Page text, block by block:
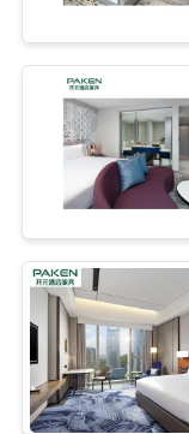
กับ
โรงงาน
ควบคุม
คุณภาพ